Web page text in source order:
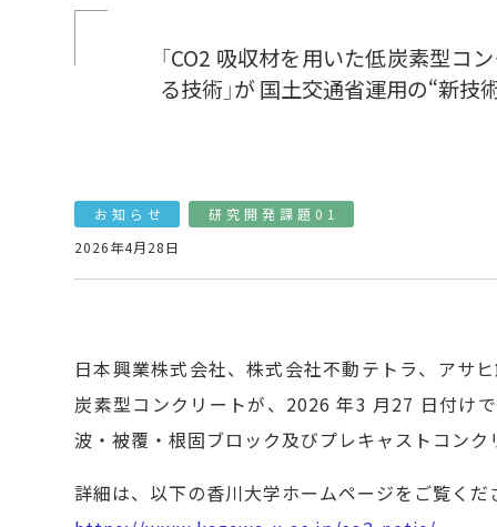
「CO2 吸収材を用いた低炭素型
る技術」が 国土交通省運用の“新
お知らせ
研究開発課題01
2026年4月28日
日本興業株式会社、株式会社不動テトラ、アサ
炭素型コンクリートが、2026 年3 月27 日付け
波・被覆・根固ブロック及びプレキャストコンク
詳細は、以下の香川大学ホームページをご覧くだ